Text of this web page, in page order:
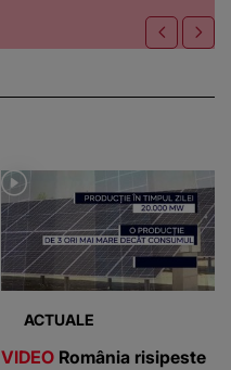
ACTUALE
VIDEO România risipeste